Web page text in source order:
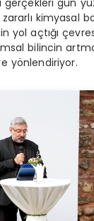
gün
kimyasal
yol açtığı
bilincin
yönlendiriyor.